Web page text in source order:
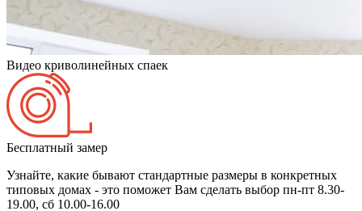
Видео криволинейных спаек
Бесплатный замер
Узнайте, какие бывают стандартные размеры в конкретных
типовых домах - это поможет Вам сделать выбор пн-пт 8.30-
19.00, сб 10.00-16.00